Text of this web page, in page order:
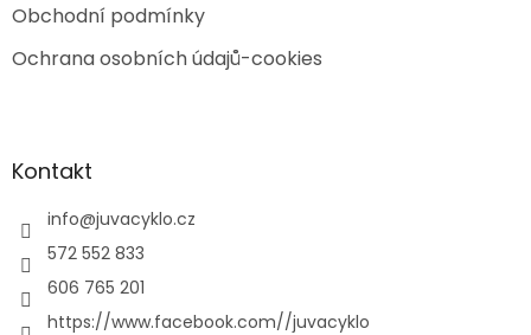
Obchodní podmínky
Ochrana osobních údajů-cookies
Kontakt
info@juvacyklo.cz
572 552 833
606 765 201
https://www.facebook.com//juvacyklo